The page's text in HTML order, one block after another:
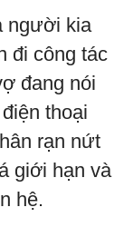
người kia
đi công tác
đang nói
thoại
rạn nứt
giới hạn và
hệ.